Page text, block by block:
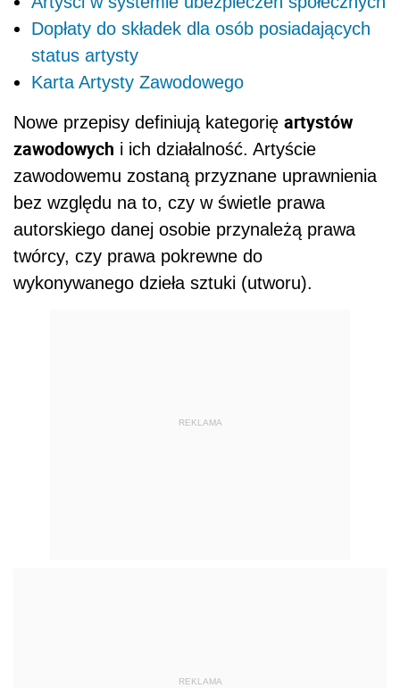
Dopłaty do składek dla osób posiadających
status artysty
Karta Artysty Zawodowego
Nowe przepisy definiują kategorię artystów
zawodowych i ich działalność. Artyście
zawodowemu zostaną przyznane uprawnienia
bez względu na to, czy w świetle prawa
autorskiego danej osobie przynależą prawa
twórcy, czy prawa pokrewne do
wykonywanego dzieła sztuki (utworu).
REKLAMA
REKLAMA